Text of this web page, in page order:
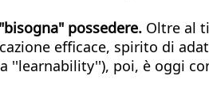
possedere. Oltre al
efficace, spirito di
''learnability''), poi, è oggi